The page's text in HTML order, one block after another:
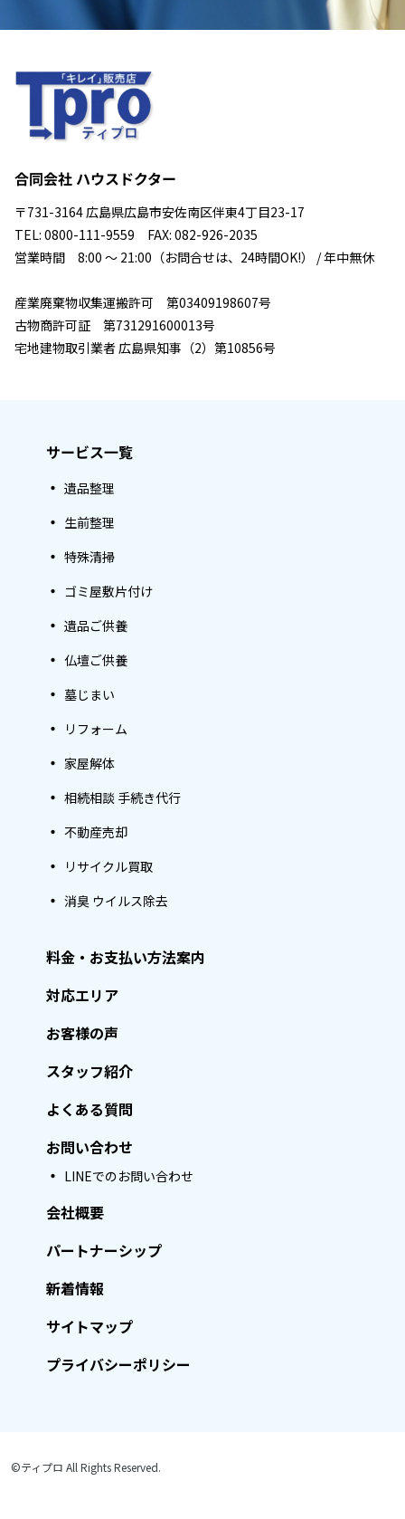
合同会社 ハウスドクター
〒731-3164 広島県広島市安佐南区伴東4丁目23-17
TEL: 0800-111-9559 FAX: 082-926-2035
営業時間 8:00 ～ 21:00（お問合せは、24時間OK!） / 年中無休
産業廃棄物収集運搬許可 第03409198607号
古物商許可証 第731291600013号
宅地建物取引業者 広島県知事（2）第10856号
サービス一覧
遺品整理
生前整理
特殊清掃
ゴミ屋敷片付け
遺品ご供養
仏壇ご供養
墓じまい
リフォーム
家屋解体
相続相談 手続き代行
不動産売却
リサイクル買取
消臭 ウイルス除去
料金・お支払い方法案内
対応エリア
お客様の声
スタッフ紹介
よくある質問
お問い合わせ
LINEでのお問い合わせ
会社概要
パートナーシップ
新着情報
サイトマップ
プライバシーポリシー
©ティプロ All Rights Reserved.